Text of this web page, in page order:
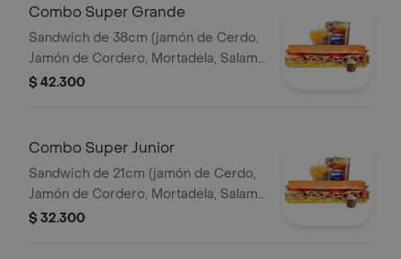
Combo Super Grande
Sandwich de 38cm (jamón de Cerdo,
Jamón de Cordero, Mortadela, Salami
Ahumado, Queso Mozzarella, Tomate,
$ 42.300
Combo Super Junior
Sandwich de 21cm (jamón de Cerdo,
Jamón de Cordero, Mortadela, Salami
Ahumado, Queso Mozzarella, Tomate,
$ 32.300